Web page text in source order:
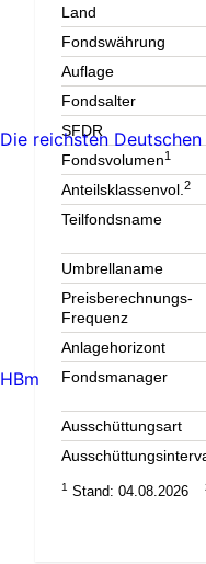
Land
Fondswährung
Auflage
Fondsalter
SFDR
Fondsvolumen1
Anteilsklassenvol.2
Teilfondsname
Umbrellaname
Preisberechnungs-
Frequenz
Anlagehorizont
Fondsmanager
Ausschüttungsart
1 Stand: 04.08.2026
Die reichsten Deutschen
HBm